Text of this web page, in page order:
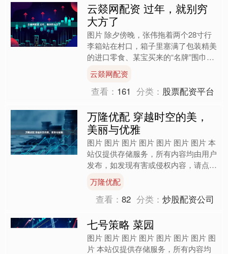
云燚网配资 过年，就别穷
大方了
图片 除夕傍晚，张伟拖着两个28寸行
李箱站在村口，箱子里塞满了包装精美
的进口零食、某宝买来的“名牌”围巾、
还有给亲戚孩子们准备的厚厚红包。
这是他工作第三年回家....
云燚网配资
查看： 161 分类： 股票配资平台
万隆优配 穿越时空的美，
美丽与优雅
图片 图片 图片 图片 图片 图片 图片 本
站仅提供存储服务，所有内容均由用户
发布，如发现有害或侵权内容，请点击
举报。....
万隆优配
查看：82 分类：炒股配资公司
七号策略 菜园
图片 图片 图片 图片 图片 图片 图片 图
片 本站仅提供存储服务，所有内容均